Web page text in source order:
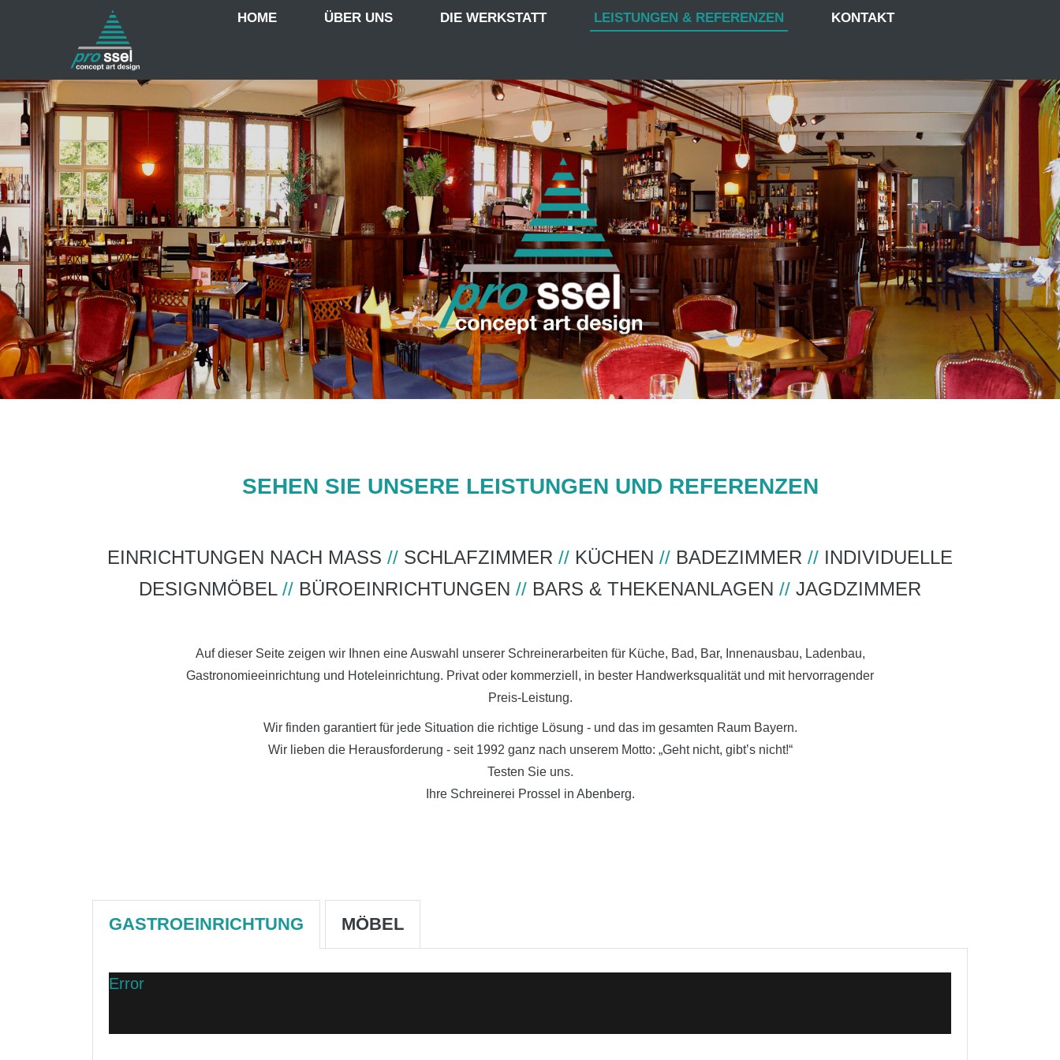
HOME ÜBER UNS DIE WERKSTATT LEISTUNGEN & REFERENZEN KONTAKT
SEHEN SIE UNSERE LEISTUNGEN UND REFERENZEN
EINRICHTUNGEN NACH MASS // SCHLAFZIMMER // KÜCHEN // BADEZIMMER // INDIVIDUELLE
DESIGNMÖBEL// BÜROEINRICHTUNGEN // BARS & THEKENANLAGEN // JAGDZIMMER
Auf dieser Seite zeigen wir Ihnen eine Auswahl unserer Schreinerarbeiten für Küche, Bad, Bar, Innenausbau, Ladenbau,
Gastronomieeinrichtung und Hoteleinrichtung. Privat oder kommerziell, in bester Handwerksqualität und mit hervorragender
Preis-Leistung.
Wir finden garantiert für jede Situation die richtige Lösung - und das im gesamten Raum Bayern.
Wir lieben die Herausforderung - seit 1992 ganz nach unserem Motto: „Geht nicht, gibt’s nicht!“
Testen Sie uns.
Ihre Schreinerei Prossel in Abenberg.
GASTROEINRICHTUNG MÖBEL
Error